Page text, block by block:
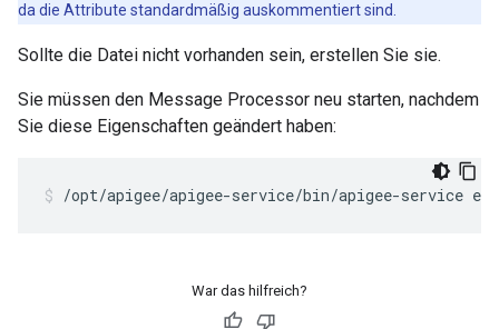
da die Attribute standardmäßig auskommentiert sind.
Sollte die Datei nicht vorhanden sein, erstellen Sie sie.
Sie müssen den Message Processor neu starten, nachdem
Sie diese Eigenschaften geändert haben:
/opt/apigee/apigee-service/bin/apigee-service
War das hilfreich?